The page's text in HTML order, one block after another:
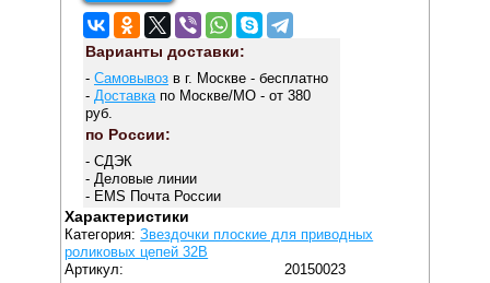
Варианты доставки:
- Самовывозв г. Москве - бесплатно
- Доставкапо Москве/МО - от 380
руб.
по России:
- СДЭК
- Деловые линии
- EMS Почта России
Характеристики
Категория:Звездочки плоские для приводных
роликовых цепей 32B
Артикул:
20150023